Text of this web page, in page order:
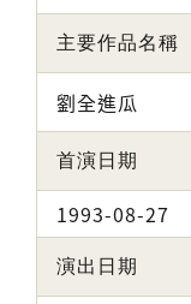
主要作品名稱
劉全進瓜
首演日期
1993-08-27
演出日期